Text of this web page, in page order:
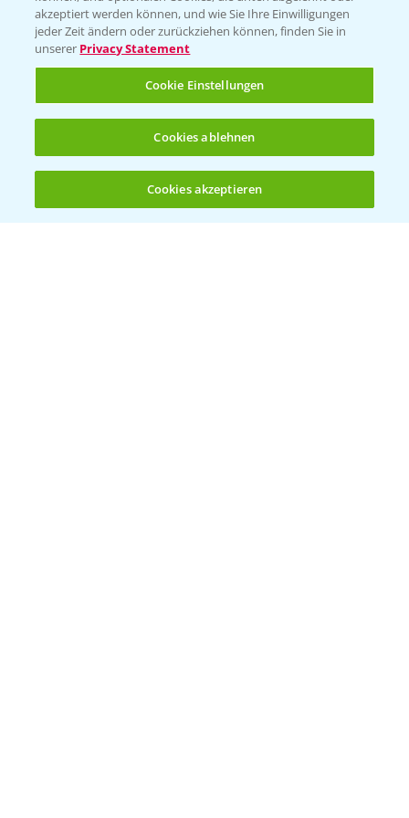
(noch 4)
Vegetables Deutschland
Infos
LINKS
Apps
Wetter Aktuell
akzeptiert werden können, und wie Sie Ihre Einwilligungen
jeder Zeit ändern oder zurückziehen können, finden Sie in
unserer Privacy Statement
Cookie Einstellungen
Cookies ablehnen
Cookies akzeptieren